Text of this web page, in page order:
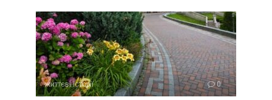
життєві історії 0